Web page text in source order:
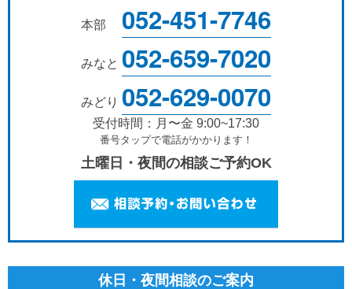
本部 052-451-7746
みなと 052-659-7020
みどり 052-629-0070
受付時間：月〜金 9:00~17:30
番号タップで電話がかかります！
土曜日・夜間の相談ご予約OK
休日・夜間相談のご案内